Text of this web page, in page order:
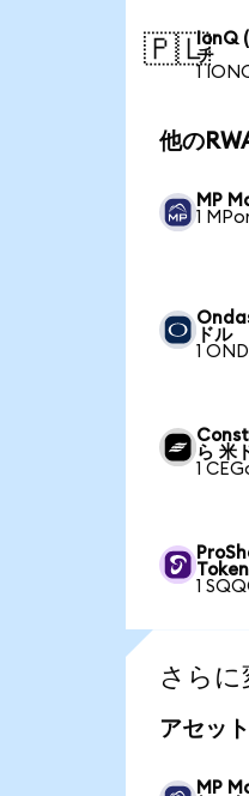
🇵🇱IonQ
チ
1
他の
MP
1
ドル
1
ら 米
1
1
さらに
アセッ
MP